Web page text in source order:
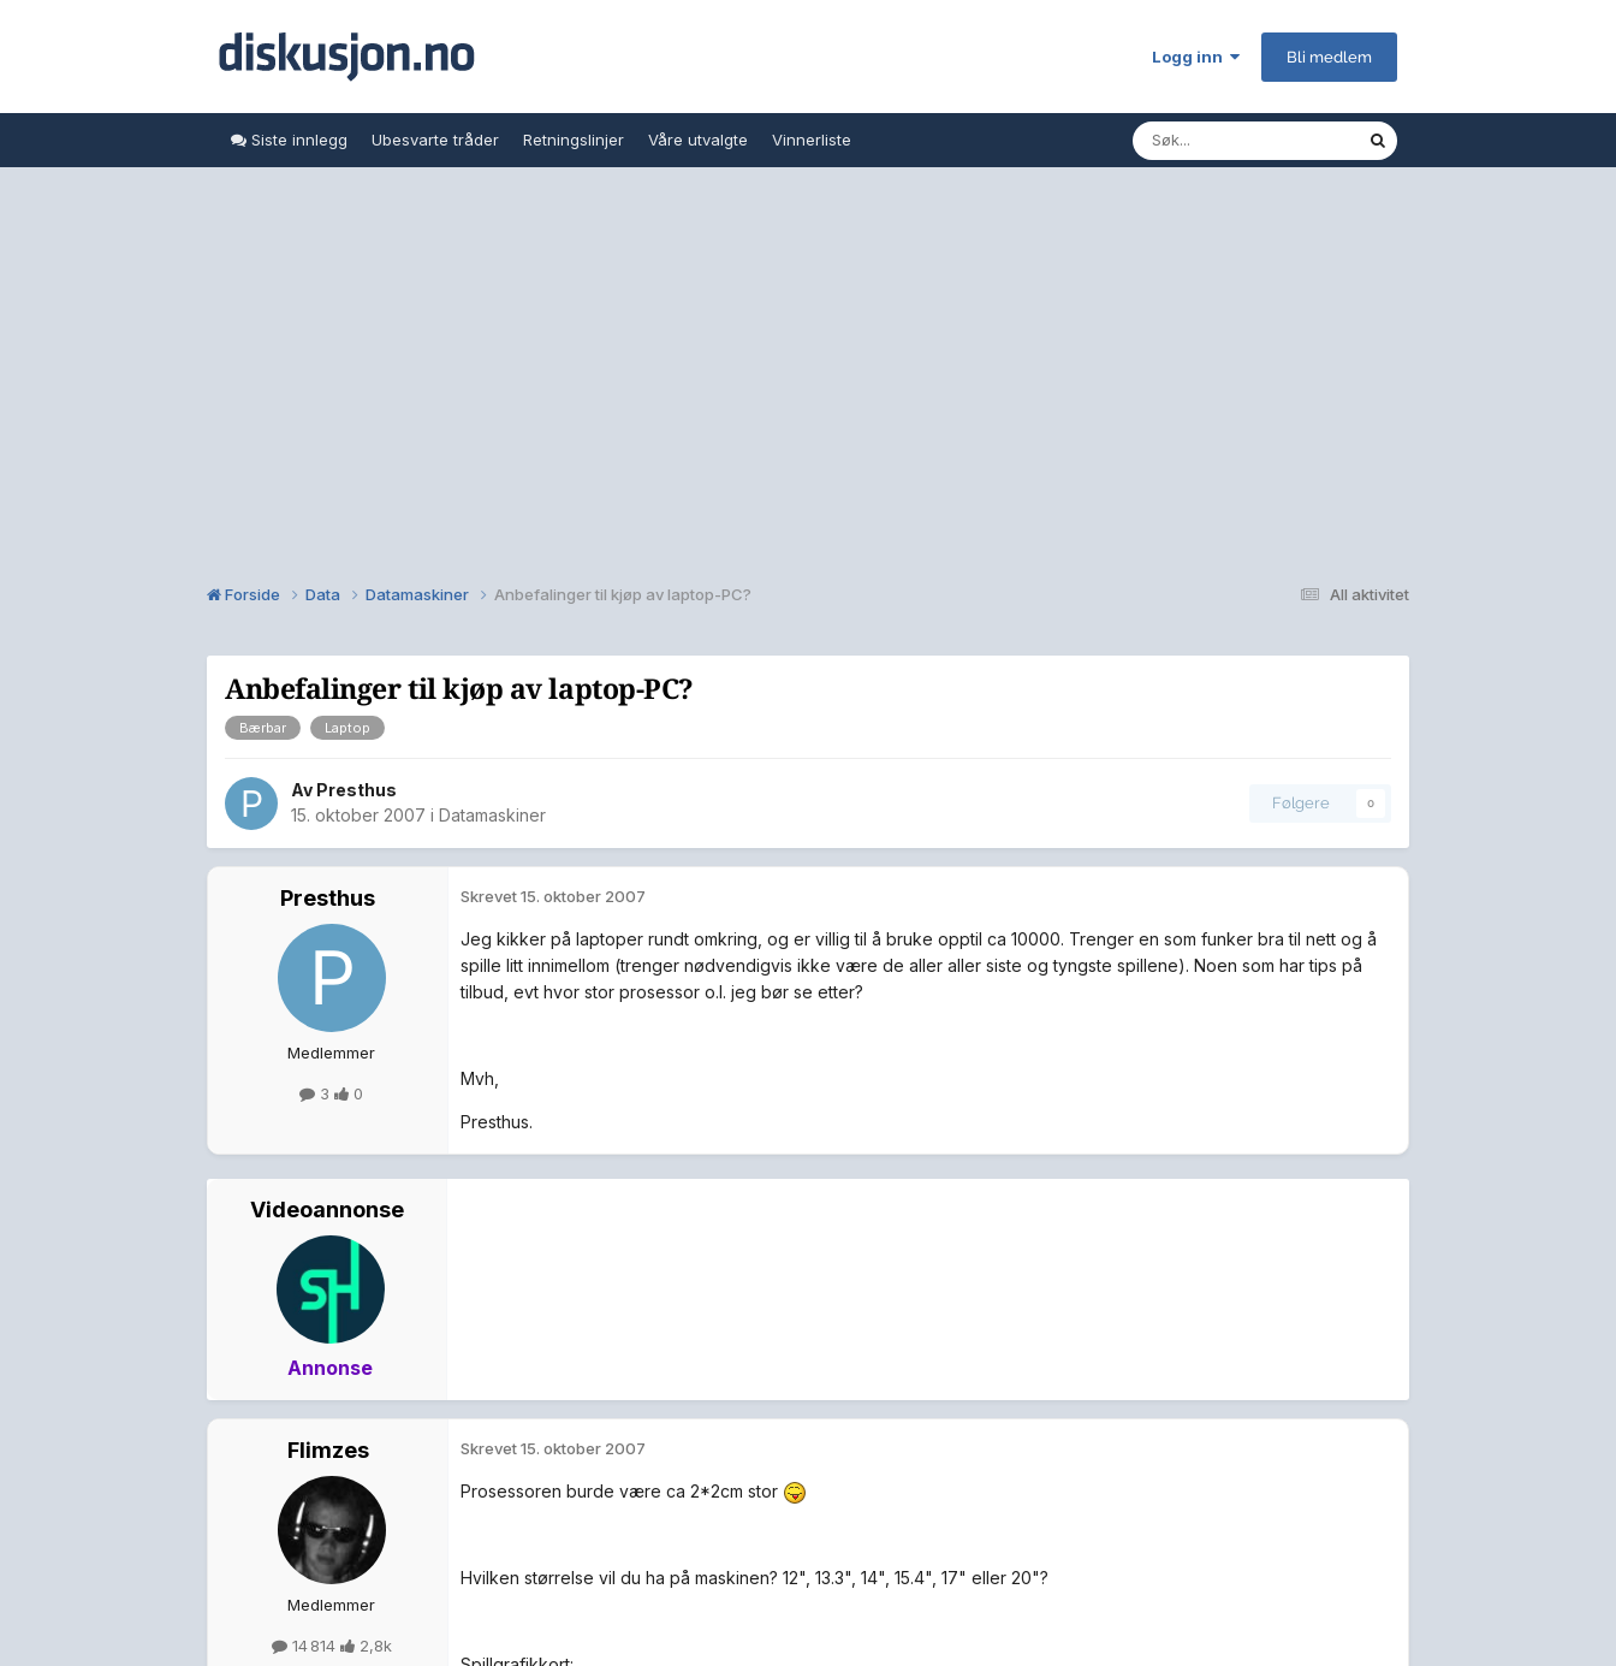
Logg inn Bli medlem
Siste innlegg Ubesvarte tråder Retningslinjer Våre utvalgte Vinnerliste
All aktivitet
Forside Data Datamaskiner Anbefalinger til kjøp av laptop-PC?
Anbefalinger til kjøp av laptop-PC?
Bærbar Laptop
Av Presthus
15. oktober 2007 i Datamaskiner
Følgere 0
Presthus
Medlemmer
3 0
Skrevet15. oktober 2007
Jeg kikker på laptoper rundt omkring, og er villig til å bruke opptil ca 10000. Trenger en som funker bra til nett og å
spille litt innimellom (trenger nødvendigvis ikke være de aller aller siste og tyngste spillene). Noen som har tips på
tilbud, evt hvor stor prosessor o.l. jeg bør se etter?
Mvh,
Presthus.
Videoannonse
Annonse
Flimzes
Medlemmer
14 814 2,8k
Skrevet15. oktober 2007
Prosessoren burde være ca 2*2cm stor
Hvilken størrelse vil du ha på maskinen? 12", 13.3", 14", 15.4", 17" eller 20"?